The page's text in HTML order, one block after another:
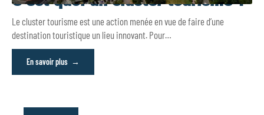
Le cluster tourisme est une action menée en vue de faire d’une
destination touristique un lieu innovant. Pour…
En savoir plus